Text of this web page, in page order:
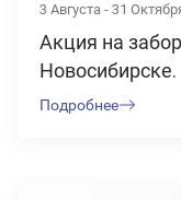
3 Августа - 31
Акция на
Новосибирске.
Подробнее